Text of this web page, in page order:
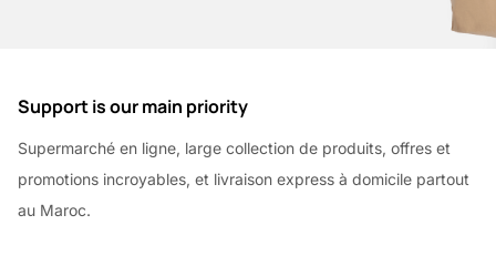
Support is our main priority
Supermarché en ligne, large collection de produits, offres et
promotions incroyables, et livraison express à domicile partout
au Maroc.